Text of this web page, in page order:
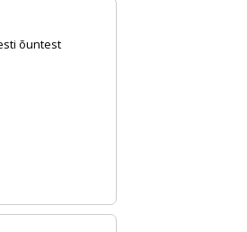
õuntest